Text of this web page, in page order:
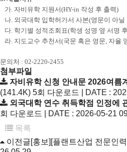
가. 자비유학 지원서(HY-in 작성 후 출력)
나. 외국대학 입학허가서 사본(영문이 아
다. 학기별 성적조회표(학생 성명 옆 서명
라. 지도교수 추천서(국문 혹은 영문, 자율
문의처 : 02-2220-2455
첨부파일
자비유학 신청 안내문 2026여름
(141.4K) 5회 다운로드 | DATE :
외국대학 연수 취득학점 인정에
회 다운로드 | DATE : 2026-05-21
목록
이전글[홍보][플랜트산업 전문인